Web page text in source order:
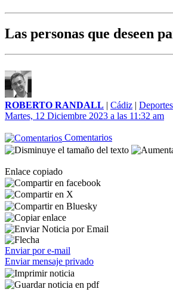
Las personas que deseen
ROBERTO RANDALL | Cádiz | Deportes
Martes, 12 Diciembre 2023 a las 11:32 am
Comentarios
Enlace copiado
Enviar por e-mail
Enviar mensaje privado